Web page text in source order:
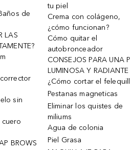
de
LAS
sin
cuero
BROWS
tu piel
Crema con colágeno,
¿cómo funcionan?
Cómo quitar el
autobronceador
CONSEJOS PARA UNA
LUMINOSA Y RADIANTE
¿Cómo cortar el
Pestanas magneticas
Eliminar los quistes de
miliums
Agua de colonia
Piel Grasa